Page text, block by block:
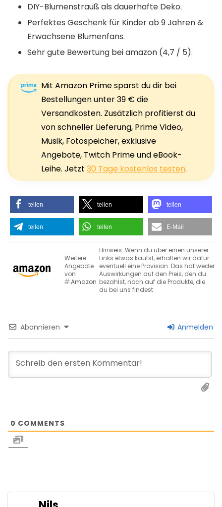
DIY-Blumenstrauß als dauerhafte Deko.
Perfektes Geschenk für Kinder ab 9 Jahren &
Erwachsene Blumenfans.
Sehr gute Bewertung bei amazon (4,7 / 5).
Mit Amazon Prime sparst du dir bei
Bestellungen unter 39 € die
Versandkosten. Zusätzlich profitierst du
von schneller Lieferung, Prime Video,
Musik, Fotospeicher, exklusive
Angebote, Twitch Prime und eBook-
Leihe. Jetzt 30 Tage kostenlos testen.
teilen teilen teilen
teilen teilen E-Mail
Weitere
Angebote
von
Amazon
Hinweis: Wenn du über einen unserer
Links etwas kaufst, erhalten wir dafür
eventuell eine Provision. Das hat weder
Auswirkungen auf den Preis, den du
bezahlst, noch auf die Produkte, die
du bei uns findest.
Abonnieren Anmelden
0 COMMENTS